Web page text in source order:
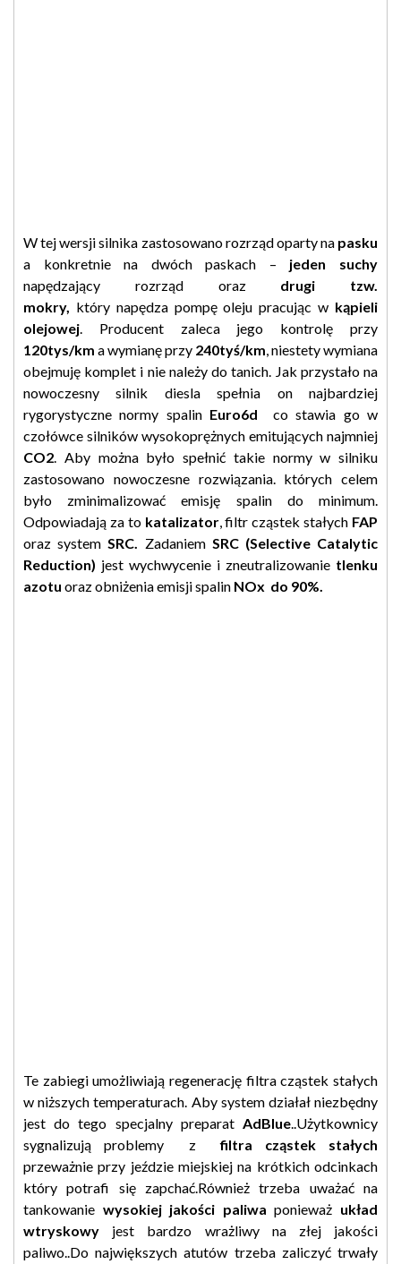
W tej wersji silnika zastosowano rozrząd oparty na pasku
a konkretnie na dwóch paskach – jeden suchy
napędzający rozrząd orazdrugi tzw.
mokry, który napędza pompę oleju pracując w kąpieli
olejowej . Producent zaleca jego kontrolę przy
120tys/km a wymianę przy 240tyś/km , niestety wymiana
obejmuję komplet i nie należy do tanich. Jak przystało na
nowoczesny silnik diesla spełnia on najbardziej
rygorystyczne normy spalin Euro6d
co stawia go w
czołówce silników wysokoprężnych emitujących najmniej
CO2 . Aby można było spełnić takie normy w silniku
zastosowano nowoczesne rozwiązania. których celem
było zminimalizować emisję spalin do minimum.
Odpowiadają za tokatalizator, filtr cząstek stałych FAP
oraz system SRC. ZadaniemSRC (Selective Catalytic
Reduction) jest wychwycenie i zneutralizowanie tlenku
azotu oraz obniżenia emisji spalin NOx do 90%.
Te zabiegi umożliwiają regenerację filtra cząstek stałych
w niższych temperaturach. Aby system działał niezbędny
jest do tego specjalny preparat AdBlue ..Użytkownicy
sygnalizują problemy z
filtra cząstek stałych
przeważnie przy jeździe miejskiej na krótkich odcinkach
który potrafi się zapchać.Również trzeba uważać na
tankowanie wysokiej jakości paliwa ponieważ układ
wtryskowy jest bardzo wrażliwy na złej jakości
paliwo..Do największych atutów trzeba zaliczyć trwały